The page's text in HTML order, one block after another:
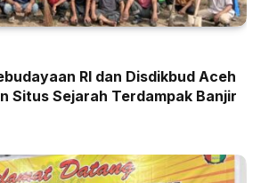
RI dan Disdikbud Aceh
Situs Sejarah Terdampak Banjir